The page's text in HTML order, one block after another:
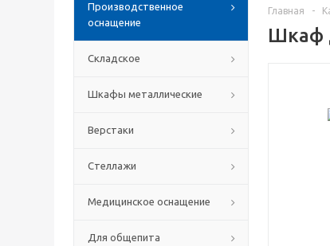
Производственное
оснащение
Складское
Шкафы металлические
Верстаки
Стеллажи
Медицинское оснащение
Для общепита
Главная -
Шкаф